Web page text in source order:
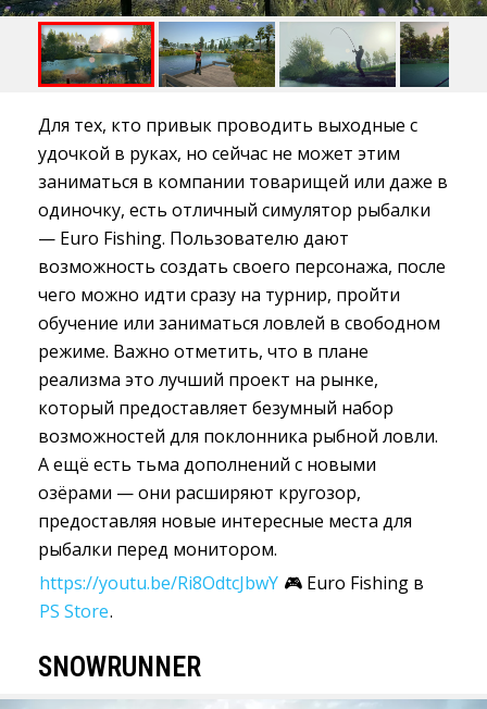
Для тех, кто привык проводить выходные с
удочкой в руках, но сейчас не может этим
заниматься в компании товарищей или даже в
одиночку, есть отличный симулятор рыбалки
— Euro Fishing. Пользователю дают
возможность создать своего персонажа, после
чего можно идти сразу на турнир, пройти
обучение или заниматься ловлей в свободном
режиме. Важно отметить, что в плане
реализма это лучший проект на рынке,
который предоставляет безумный набор
возможностей для поклонника рыбной ловли.
А ещё есть тьма дополнений с новыми
озёрами — они расширяют кругозор,
предоставляя новые интересные места для
рыбалки перед монитором.
https://youtu.be/Ri8OdtcJbwY 🎮 Euro Fishing в
PS Store.
SNOWRUNNER